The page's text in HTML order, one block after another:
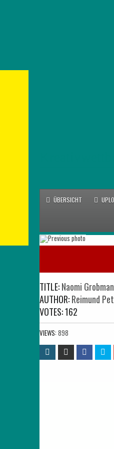
ÜBERSICHT
TITLE:Naomi
AUTHOR:Reimund
VOTES:162
VIEWS: 898